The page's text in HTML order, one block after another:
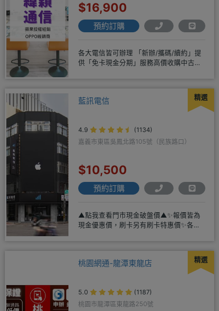
$16,900
預約訂購
各大電信皆可辦理 「新辦/攜碼/續約」提
供「免卡現金分期」服務高價收購中古機
精選
藍訊電信
4.9
(1134)
嘉義市東區吳鳳北路105號（民族路口）
$10,500
預約訂購
▲點我查看門市現金破盤價▲✨報價皆為
現金優惠價，刷卡另有刷卡特惠價✨各大
精選
桃園網通-龍潭東龍店
5.0
(1187)
桃園市龍潭區東龍路250號